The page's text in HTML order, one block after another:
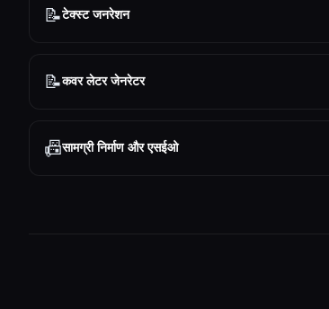
📝टेक्स्ट जनरेशन
📝कवर लेटर जेनरेटर
📠सामग्री निर्माण और एसईओ